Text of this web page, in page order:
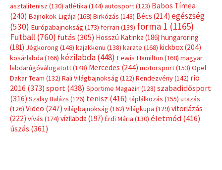
asztalitenisz (130) atlétika (144) autosport(123) Babos Tímea
(240) Bajnokok Ligája (168) Birkózás (143) Bécs (214) egészség
(530) Európabajnokság (173) ferrari (139) forma 1 (1165)
Futball (760) futás (305) Hosszú Katinka (186) hungaroring
(181) Jégkorong (148) kajakkenu (138) karate (168) kickbox(204)
kosárlabda (166) kézilabda(448) Lewis Hamilton (168) magyar
labdarúgóválogatott(148) Mercedes (244) motorsport(153) Opel
Dakar Team (132) Rali Világbajnokság (122) Rendezvény(142) rio
2016 (373) sport(438) Sportime Magazin (128) szabadidősport
(316) Szalay Balázs (126) tenisz (416) táplálkozás (155) utazás
(126) Video (247) világbajnokság (162) Világkupa (129) vitorlázás
(222) vívás (174) vízilabda (197) Érdi Mária (130) életmód(416)
úszás (361)